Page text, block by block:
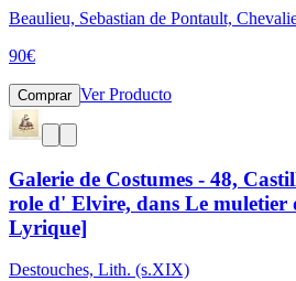
Beaulieu, Sebastian de Pontault,
90€
Comprar Ver Producto
Galerie de Costumes - 48,
role d' Elvire, dans Le muletier
Lyrique]
Destouches, Lith. (s.XIX)